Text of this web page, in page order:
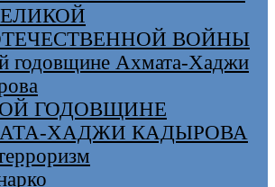
ВОЙНЫ
годовщине Ахмата-Хаджи
ОЙ ГОДОВЩИНЕ
ХАДЖИ КАДЫРОВА